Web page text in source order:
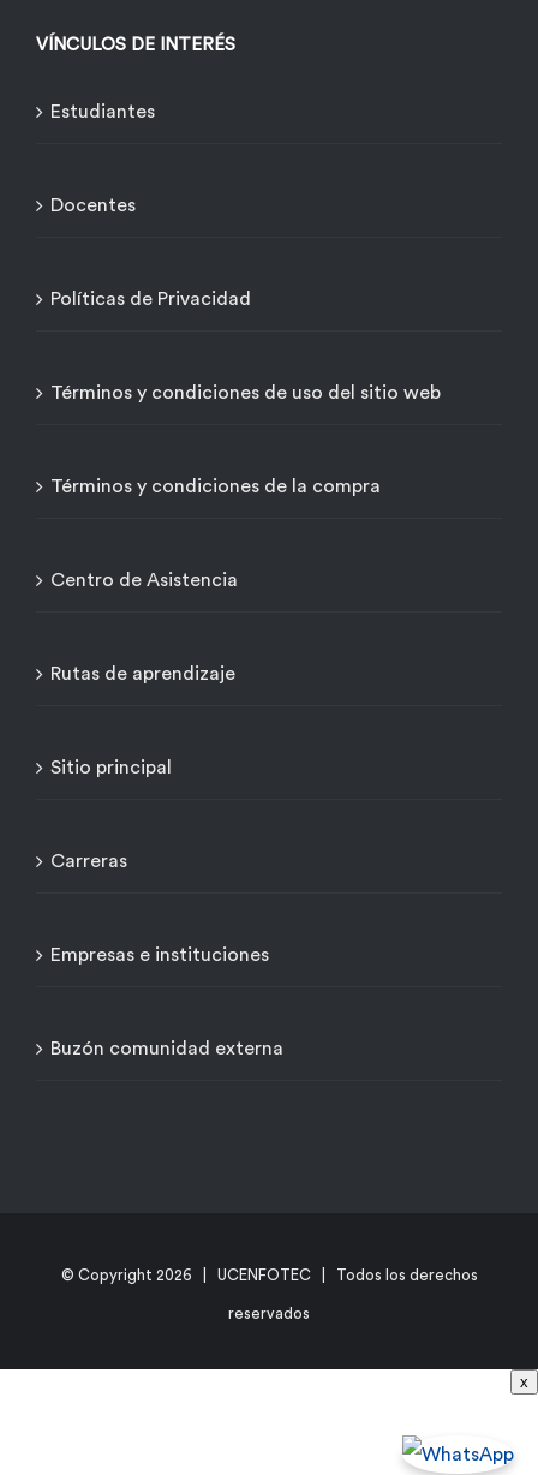
VÍNCULOS DE INTERÉS
Estudiantes
Docentes
Políticas de Privacidad
Términos y condiciones de uso del sitio web
Términos y condiciones de la compra
Centro de Asistencia
Rutas de aprendizaje
Sitio principal
Carreras
Empresas e instituciones
Buzón comunidad externa
© Copyright 2026 | UCENFOTEC | Todos los derechos
reservados
x